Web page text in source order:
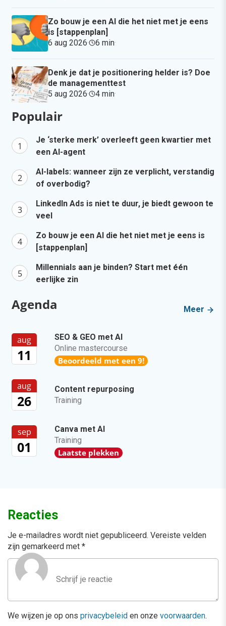
Zo bouw je een AI die het niet met je eens
is [stappenplan]
6 aug 2026· 6 min·
Denk je dat je positionering helder is? Doe
de managementtest
5 aug 2026· 4 min·
Populair
Je ‘sterke merk’ overleeft geen kwartier met
een AI-agent
AI-labels: wanneer zijn ze verplicht, verstandig
of overbodig?
LinkedIn Ads is niet te duur, je biedt gewoon te
veel
Zo bouw je een AI die het niet met je eens is
[stappenplan]
Millennials aan je binden? Start met één
eerlijke zin
Agenda Meer
aug
11
SEO & GEO met AI
Online mastercourse
Beoordeeld met een 9!
aug
26
Content repurposing
Training
sep
01
Canva met AI
Training
Laatste plekken
Reacties
Je e-mailadres wordt niet gepubliceerd. Vereiste velden
zijn gemarkeerd met *
We wijzen je op ons privacybeleid en onze voorwaarden.